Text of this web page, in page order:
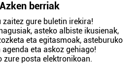
Azken berriak
zaitez gure buletin irekira!
asteko albiste ikusienak,
eta egitasmoak, asteburuko
eta askoz gehiago!
zure posta elektronikoan.